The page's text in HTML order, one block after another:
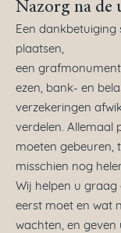
Nazorg na de
Een
plaatsen,
een grafmonument
ezen, bank- en
verzekeringen
verdelen. Allemaal
moeten gebeuren,
misschien nog
Wij helpen u
eerst moet en wat
wachten, en geven